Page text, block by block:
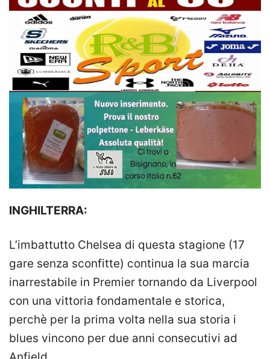
INGHILTERRA:
L’imbattutto Chelsea di questa stagione (17
gare senza sconfitte) continua la sua marcia
inarrestabile in Premier tornando da Liverpool
con una vittoria fondamentale e storica,
perchè per la prima volta nella sua storia i
blues vincono per due anni consecutivi ad